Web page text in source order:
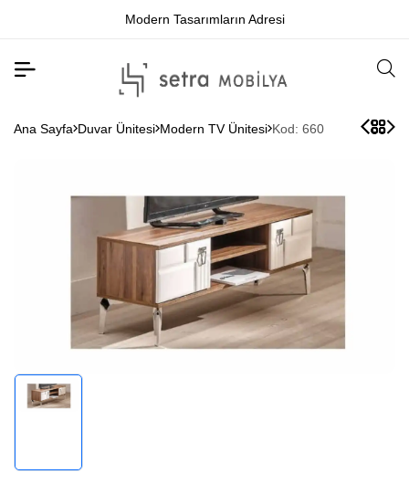
Modern Tasarımların Adresi
Ana Sayfa Duvar Ünitesi Modern TV Ünitesi Kod: 660